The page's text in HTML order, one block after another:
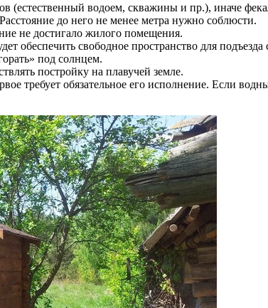
(естественный водоем, скважины и пр.), иначе
до него не менее метра нужно соблюсти.
не достигало жилого помещения.
обеспечить свободное пространство для
под солнцем.
постройку на плавучей земле.
требует обязательное его исполнение. Если